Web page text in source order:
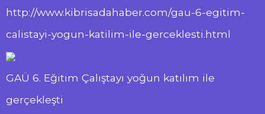
http://www.kibrisadahaber.com/gau-6-egitim-
calistayi-yogun-katilim-ile-gerceklesti.html
GAÜ 6. Eğitim Çalıştayı yoğun katılım ile
gerçekleşti